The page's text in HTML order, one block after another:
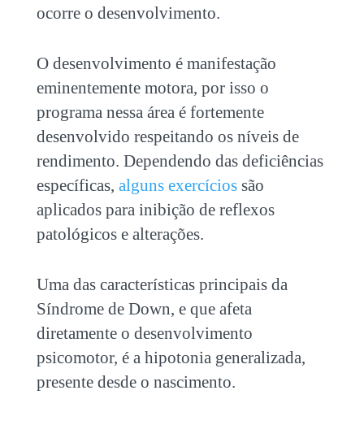
ocorre o desenvolvimento.
O desenvolvimento é manifestação
eminentemente motora, por isso o
programa nessa área é fortemente
desenvolvido respeitando os níveis de
rendimento. Dependendo das deficiências
específicas, alguns exercíciossão
aplicados para inibição de reflexos
patológicos e alterações.
Uma das características principais da
Síndrome de Down, e que afeta
diretamente o desenvolvimento
psicomotor, é a hipotonia generalizada,
presente desde o nascimento.